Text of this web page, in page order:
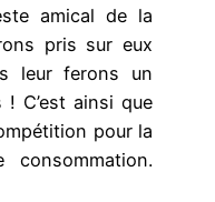
amical de la
pris sur eux
leur ferons un
C’est ainsi que
pour la